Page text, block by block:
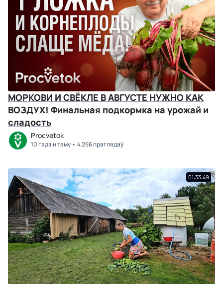
МОРКОВИ И СВЁКЛЕ В АВГУСТЕ НУЖНО КАК
ВОЗДУХ! Финальная подкормка на урожай и
сладость
Procvetok
10 гадзін таму 4 256 праглядаў
01:33:49